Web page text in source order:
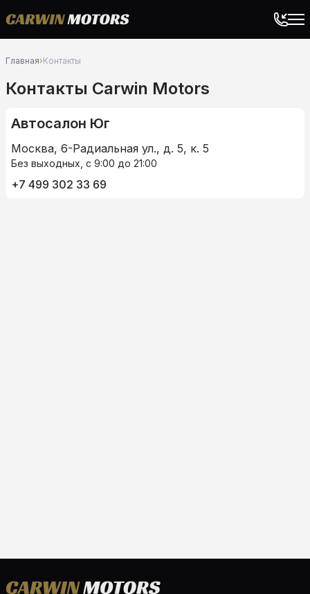
Главная›Контакты
Контакты Carwin Motors
Автосалон Юг
Москва, 6-Радиальная ул., д. 5, к. 5
Без выходных, с 9:00 до 21:00
+7 499 302 33 69